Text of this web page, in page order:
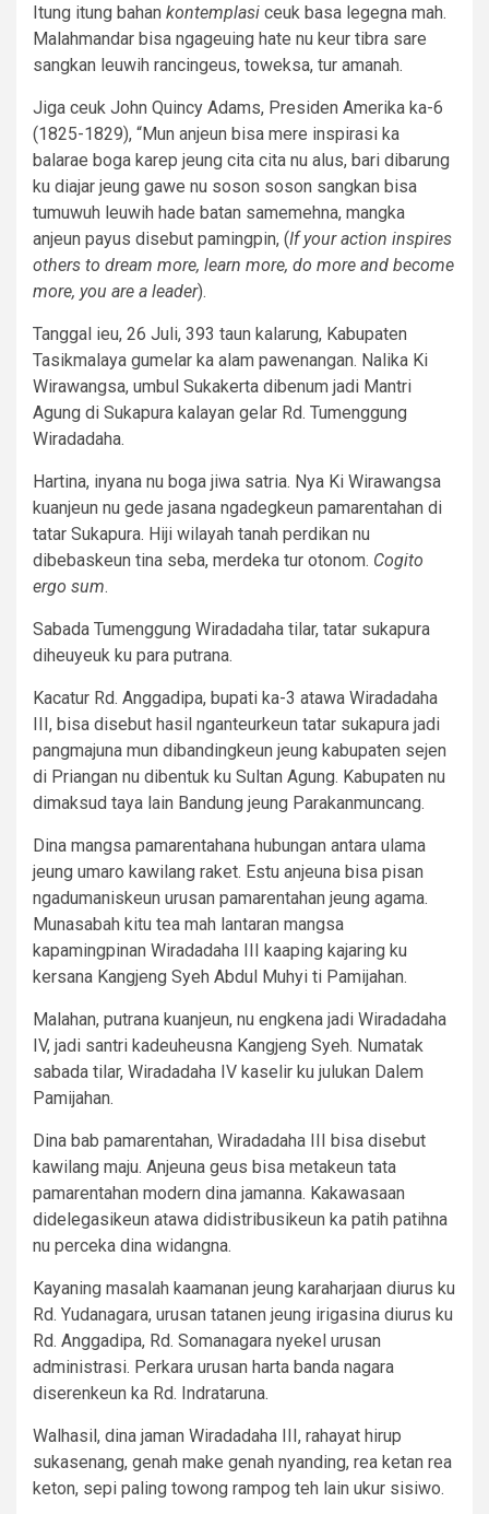
Itung itung bahan kontemplasi ceuk basa legegna mah.
Malahmandar bisa ngageuing hate nu keur tibra sare
sangkan leuwih rancingeus, toweksa, tur amanah.
Jiga ceuk John Quincy Adams, Presiden Amerika ka-6
(1825-1829), “Mun anjeun bisa mere inspirasi ka
balarae boga karep jeung cita cita nu alus, bari dibarung
ku diajar jeung gawe nu soson soson sangkan bisa
tumuwuh leuwih hade batan samemehna, mangka
anjeun payus disebut pamingpin, (If your action inspires
others to dream more, learn more, do more and become
more, you are a leader).
Tanggal ieu, 26 Juli, 393 taun kalarung, Kabupaten
Tasikmalaya gumelar ka alam pawenangan. Nalika Ki
Wirawangsa, umbul Sukakerta dibenum jadi Mantri
Agung di Sukapura kalayan gelar Rd. Tumenggung
Wiradadaha.
Hartina, inyana nu boga jiwa satria. Nya Ki Wirawangsa
kuanjeun nu gede jasana ngadegkeun pamarentahan di
tatar Sukapura. Hiji wilayah tanah perdikan nu
dibebaskeun tina seba, merdeka tur otonom. Cogito
ergo sum.
Sabada Tumenggung Wiradadaha tilar, tatar sukapura
diheuyeuk ku para putrana.
Kacatur Rd. Anggadipa, bupati ka-3 atawa Wiradadaha
III, bisa disebut hasil nganteurkeun tatar sukapura jadi
pangmajuna mun dibandingkeun jeung kabupaten sejen
di Priangan nu dibentuk ku Sultan Agung. Kabupaten nu
dimaksud taya lain Bandung jeung Parakanmuncang.
Dina mangsa pamarentahana hubungan antara ulama
jeung umaro kawilang raket. Estu anjeuna bisa pisan
ngadumaniskeun urusan pamarentahan jeung agama.
Munasabah kitu tea mah lantaran mangsa
kapamingpinan Wiradadaha III kaaping kajaring ku
kersana Kangjeng Syeh Abdul Muhyi ti Pamijahan.
Malahan, putrana kuanjeun, nu engkena jadi Wiradadaha
IV, jadi santri kadeuheusna Kangjeng Syeh. Numatak
sabada tilar, Wiradadaha IV kaselir ku julukan Dalem
Pamijahan.
Dina bab pamarentahan, Wiradadaha III bisa disebut
kawilang maju. Anjeuna geus bisa metakeun tata
pamarentahan modern dina jamanna. Kakawasaan
didelegasikeun atawa didistribusikeun ka patih patihna
nu perceka dina widangna.
Kayaning masalah kaamanan jeung karaharjaan diurus ku
Rd. Yudanagara, urusan tatanen jeung irigasina diurus ku
Rd. Anggadipa, Rd. Somanagara nyekel urusan
administrasi. Perkara urusan harta banda nagara
diserenkeun ka Rd. Indrataruna.
Walhasil, dina jaman Wiradadaha III, rahayat hirup
sukasenang, genah make genah nyanding, rea ketan rea
keton, sepi paling towong rampog teh lain ukur sisiwo.